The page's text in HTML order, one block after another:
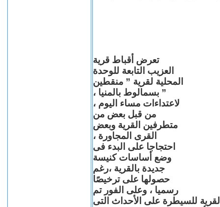
تعرض أقباط قرية
العزيب التابعة للوحدة
المحلية لقرية ” منقطين
” بسمالوط بالمنيا ،
لاعتداءات مساء اليوم ،
من قبل بعض من
متطرفين القرية وبعض
القرى المجاورة ،
احتجاجا على البدء فى
وضع أساسات كنيسة
جديدة بالقرية ،رغم
حصولها على ترخيصًا
رسميا ، وعلى الفور تم
للسيطرة على الأحداث التى